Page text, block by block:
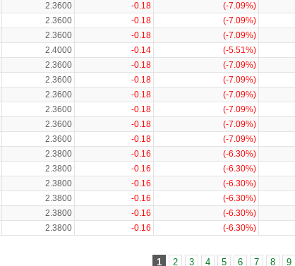
2.3600 -0.18 (-7.09%)
2.3600 -0.18 (-7.09%)
2.3600 -0.18 (-7.09%)
2.4000 -0.14 (-5.51%)
2.3600 -0.18 (-7.09%)
2.3600 -0.18 (-7.09%)
2.3600 -0.18 (-7.09%)
2.3600 -0.18 (-7.09%)
2.3600 -0.18 (-7.09%)
2.3600 -0.18 (-7.09%)
2.3800 -0.16 (-6.30%)
2.3800 -0.16 (-6.30%)
2.3800 -0.16 (-6.30%)
2.3800 -0.16 (-6.30%)
2.3800 -0.16 (-6.30%)
2.3800 -0.16 (-6.30%)
1 2 3 4 5 6 7 8 9